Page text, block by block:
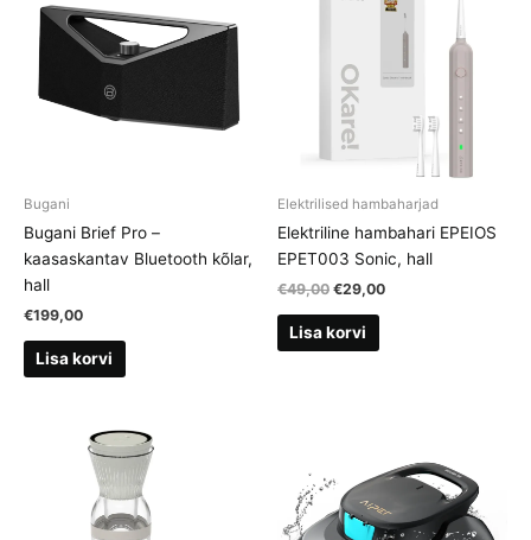
Bugani
Bugani Brief Pro –
kaasaskantav Bluetooth kõlar,
hall
€199,00
Lisa korvi
Elektrilised hambaharjad
Elektriline hambahari EPEIOS
EPET003 Sonic, hall
€49,00 Algne
oli:
€49,00.
€29,00Current
Lisa korvi